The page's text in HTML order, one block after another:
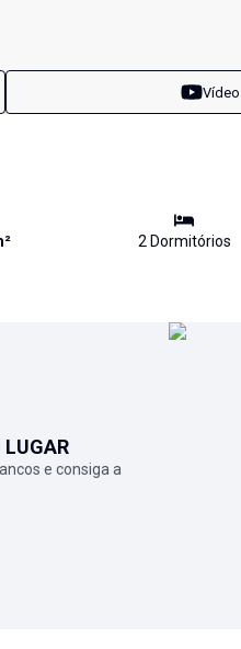
Vídeo
2Dormitórios
e consiga a